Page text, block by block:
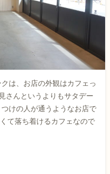
は、お店の外観はカフェっ
さんというよりもサタデー
けの人が通うようなお店で
て落ち着けるカフェなので